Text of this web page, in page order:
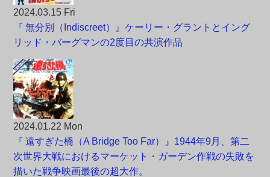
2024.03.15 Fri
『 無分別（Indiscreet）』ケーリー・グラントとイング
リッド・バーグマンの2度目の共演作品
2024.01.22 Mon
『 遠すぎた橋（A Bridge Too Far）』1944年9月、第二
次世界大戦におけるマーケット・ガーデン作戦の失敗を
描いた戦争映画最後の超大作。